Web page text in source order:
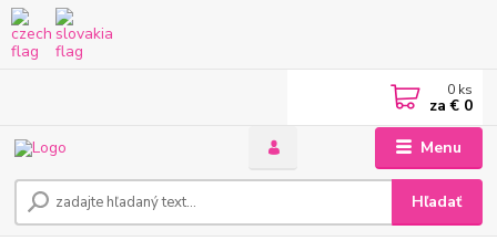
Menu
Hľadať
0 ks
za € 0